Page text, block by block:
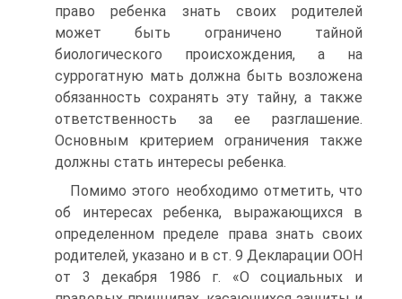
право ребенка знать своих родителей
может быть ограничено тайной
биологического происхождения, а на
суррогатную мать должна быть возложена
обязанность сохранять эту тайну, а также
ответственность за ее разглашение.
Основным критерием ограничения также
должны стать интересы ребенка.
Помимо этого необходимо отметить, что
об интересах ребенка, выражающихся в
определенном пределе права знать своих
родителей, указано и в ст. 9 Декларации ООН
от 3 декабря 1986 г. «О социальных и